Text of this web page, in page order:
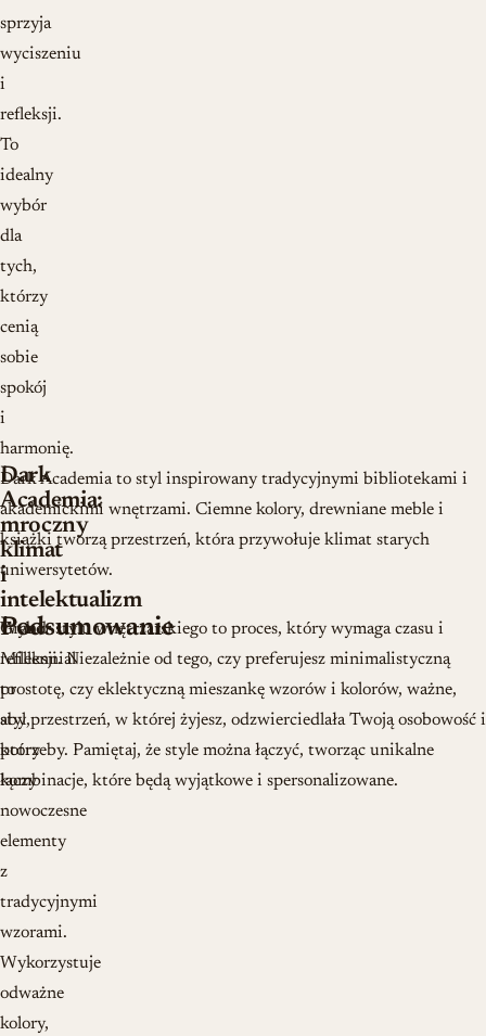
sprzyja
wyciszeniu
i
refleksji.
To
idealny
wybór
dla
tych,
którzy
cenią
sobie
spokój
i
harmonię.
Dark
Academia:
mroczny
klimat
i
intelektualizm
Dark Academia to styl inspirowany tradycyjnymi bibliotekami i
akademickimi wnętrzami. Ciemne kolory, drewniane meble i
książki tworzą przestrzeń, która przywołuje klimat starych
uniwersytetów.
Grand
Millennial
to
styl,
który
łączy
nowoczesne
elementy
z
tradycyjnymi
wzorami.
Wykorzystuje
odważne
kolory,
Podsumowanie
Wybór stylu wnętrzarskiego to proces, który wymaga czasu i
refleksji. Niezależnie od tego, czy preferujesz minimalistyczną
prostotę, czy eklektyczną mieszankę wzorów i kolorów, ważne,
aby przestrzeń, w której żyjesz, odzwierciedlała Twoją osobowość i
potrzeby. Pamiętaj, że style można łączyć, tworząc unikalne
kombinacje, które będą wyjątkowe i spersonalizowane.